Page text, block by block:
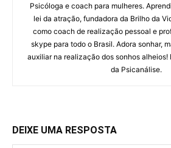
Psicóloga e coach para mulheres.
lei da atração, fundadora da Brilho da
como coach de realização pessoal e
skype para todo o Brasil. Adora sonhar,
auxiliar na realização dos sonhos alheios!
da Psicanálise.
DEIXE UMA RESPOSTA